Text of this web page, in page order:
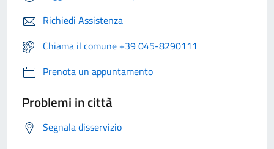
Richiedi Assistenza
Chiama il comune +39 045-8290111
Prenota un appuntamento
Problemi in città
Segnala disservizio